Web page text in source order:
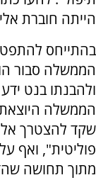
הייתה חוברת
בהתייחס
הממשלה סבור
ולהבנתו בנט
הממשלה
שקד להצטרך
פוליטית", ואף
מתוך תחושה